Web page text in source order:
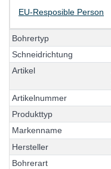
EU-Resposible Person
Bohrertyp
Schneidrichtung
Artikel
Artikelnummer
Produkttyp
Markenname
Hersteller
Bohrerart